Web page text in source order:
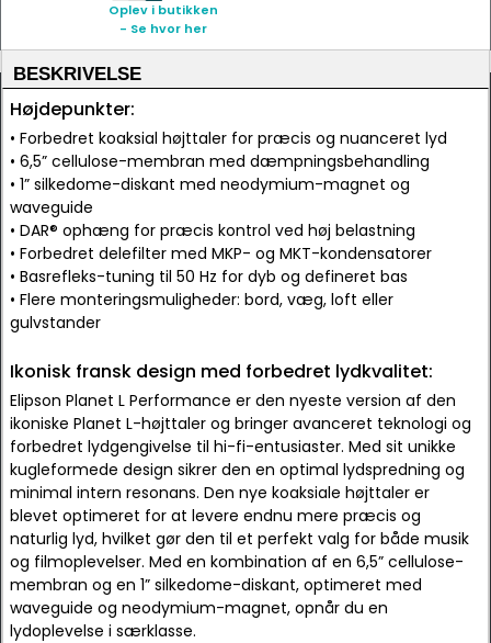
Oplev i butikken
- Se hvor her
BESKRIVELSE
Højdepunkter:
• Forbedret koaksial højttaler for præcis og nuanceret lyd
• 6,5” cellulose-membran med dæmpningsbehandling
• 1” silkedome-diskant med neodymium-magnet og
waveguide
• DAR® ophæng for præcis kontrol ved høj belastning
• Forbedret delefilter med MKP- og MKT-kondensatorer
• Basrefleks-tuning til 50 Hz for dyb og defineret bas
• Flere monteringsmuligheder: bord, væg, loft eller
gulvstander
Ikonisk fransk design med forbedret lydkvalitet:
Elipson Planet L Performance er den nyeste version af den
ikoniske Planet L-højttaler og bringer avanceret teknologi og
forbedret lydgengivelse til hi-fi-entusiaster. Med sit unikke
kugleformede design sikrer den en optimal lydspredning og
minimal intern resonans. Den nye koaksiale højttaler er
blevet optimeret for at levere endnu mere præcis og
naturlig lyd, hvilket gør den til et perfekt valg for både musik
og filmoplevelser. Med en kombination af en 6,5” cellulose-
membran og en 1” silkedome-diskant, optimeret med
waveguide og neodymium-magnet, opnår du en
lydoplevelse i særklasse.